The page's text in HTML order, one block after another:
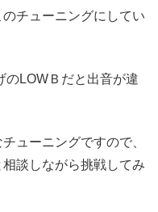
チューニングにしてい
のLOWＢだと出音が違
ューニングですので、
談しながら挑戦してみ